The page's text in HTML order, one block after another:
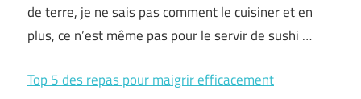
de terre, je ne sais pas comment le cuisiner et en
plus, ce n’est même pas pour le servir de sushi …
Top 5 des repas pour maigrir efficacement